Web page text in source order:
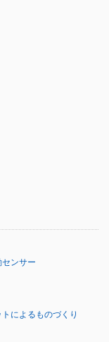
センサー
によるものづくり